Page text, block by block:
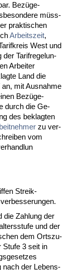
Bezüge­
müss­
prak­ti­schen
Ar­beits­zeit,
West und
der Ta­rif­re­ge­lun­
Ar­bei­ter
Land die
mit Aus­nah­me
Bezüge­
durch die Ge­
des be­klag­ten
zu ver­
vom
Streik­
die Zah­lung der
und der
dem Orts­zu­
Stu­fe 3 seit in
nach der Le­bens­